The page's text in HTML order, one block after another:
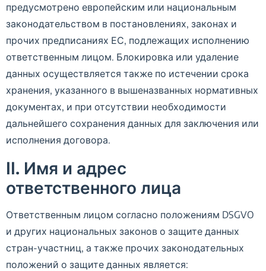
предусмотрено европейским или национальным
законодательством в постановлениях, законах и
прочих предписаниях ЕС, подлежащих исполнению
ответственным лицом. Блокировка или удаление
данных осуществляется также по истечении срока
хранения, указанного в вышеназванных нормативных
документах, и при отсутствии необходимости
дальнейшего сохранения данных для заключения или
исполнения договора.
II. Имя и адрес
ответственного лица
Ответственным лицом согласно положениям DSGVO
и других национальных законов о защите данных
стран-участниц, а также прочих законодательных
положений о защите данных является: